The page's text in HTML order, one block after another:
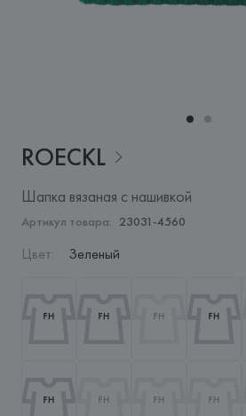
ROECKL
Шапка вязаная с нашивкой
Артикул товара: 23031-4560
Цвет: Зеленый